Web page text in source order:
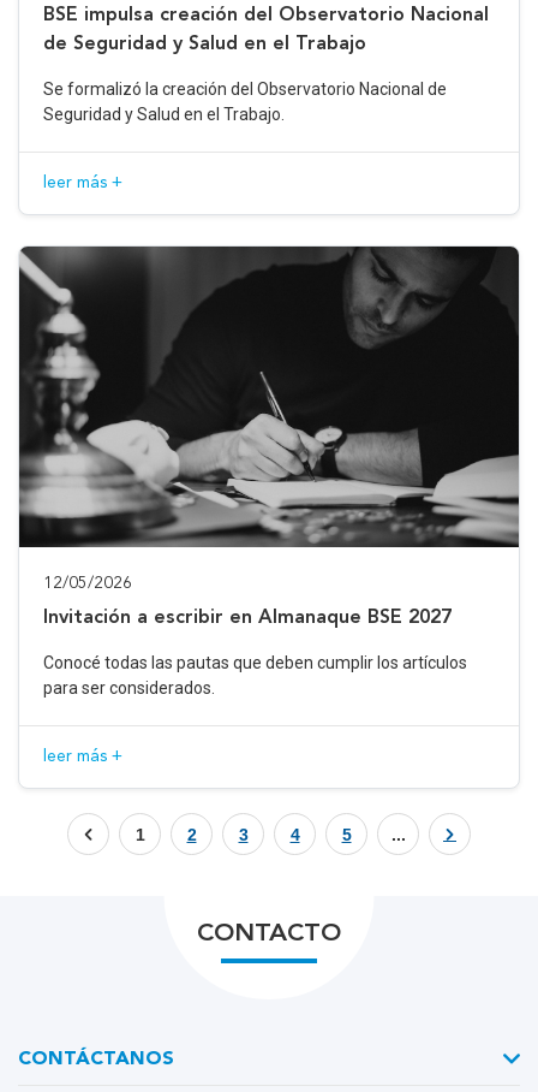
BSE impulsa creación del Observatorio Nacional
de Seguridad y Salud en el Trabajo
Se formalizó la creación del Observatorio Nacional de
Seguridad y Salud en el Trabajo.
leer más +
12/05/2026
Invitación a escribir en Almanaque BSE 2027
Conocé todas las pautas que deben cumplir los artículos
para ser considerados.
leer más +
1 2 3 4 5 ...
CONTACTO
CONTÁCTANOS